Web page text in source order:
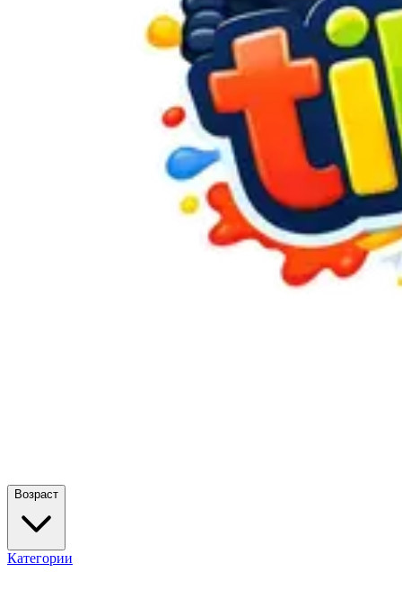
Возраст
Категории